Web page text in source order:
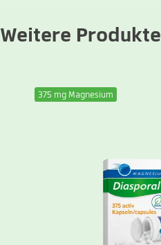
Weitere Produkte
375 mg Magnesium